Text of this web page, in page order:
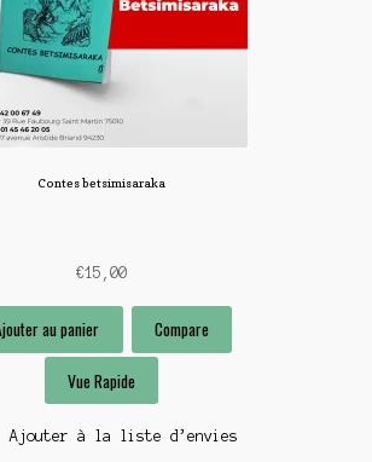
Contes betsimisaraka
€15,00
au panier Compare
Vue Rapide
Ajouter à la liste d’envies